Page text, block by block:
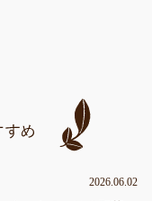
2026.06.02